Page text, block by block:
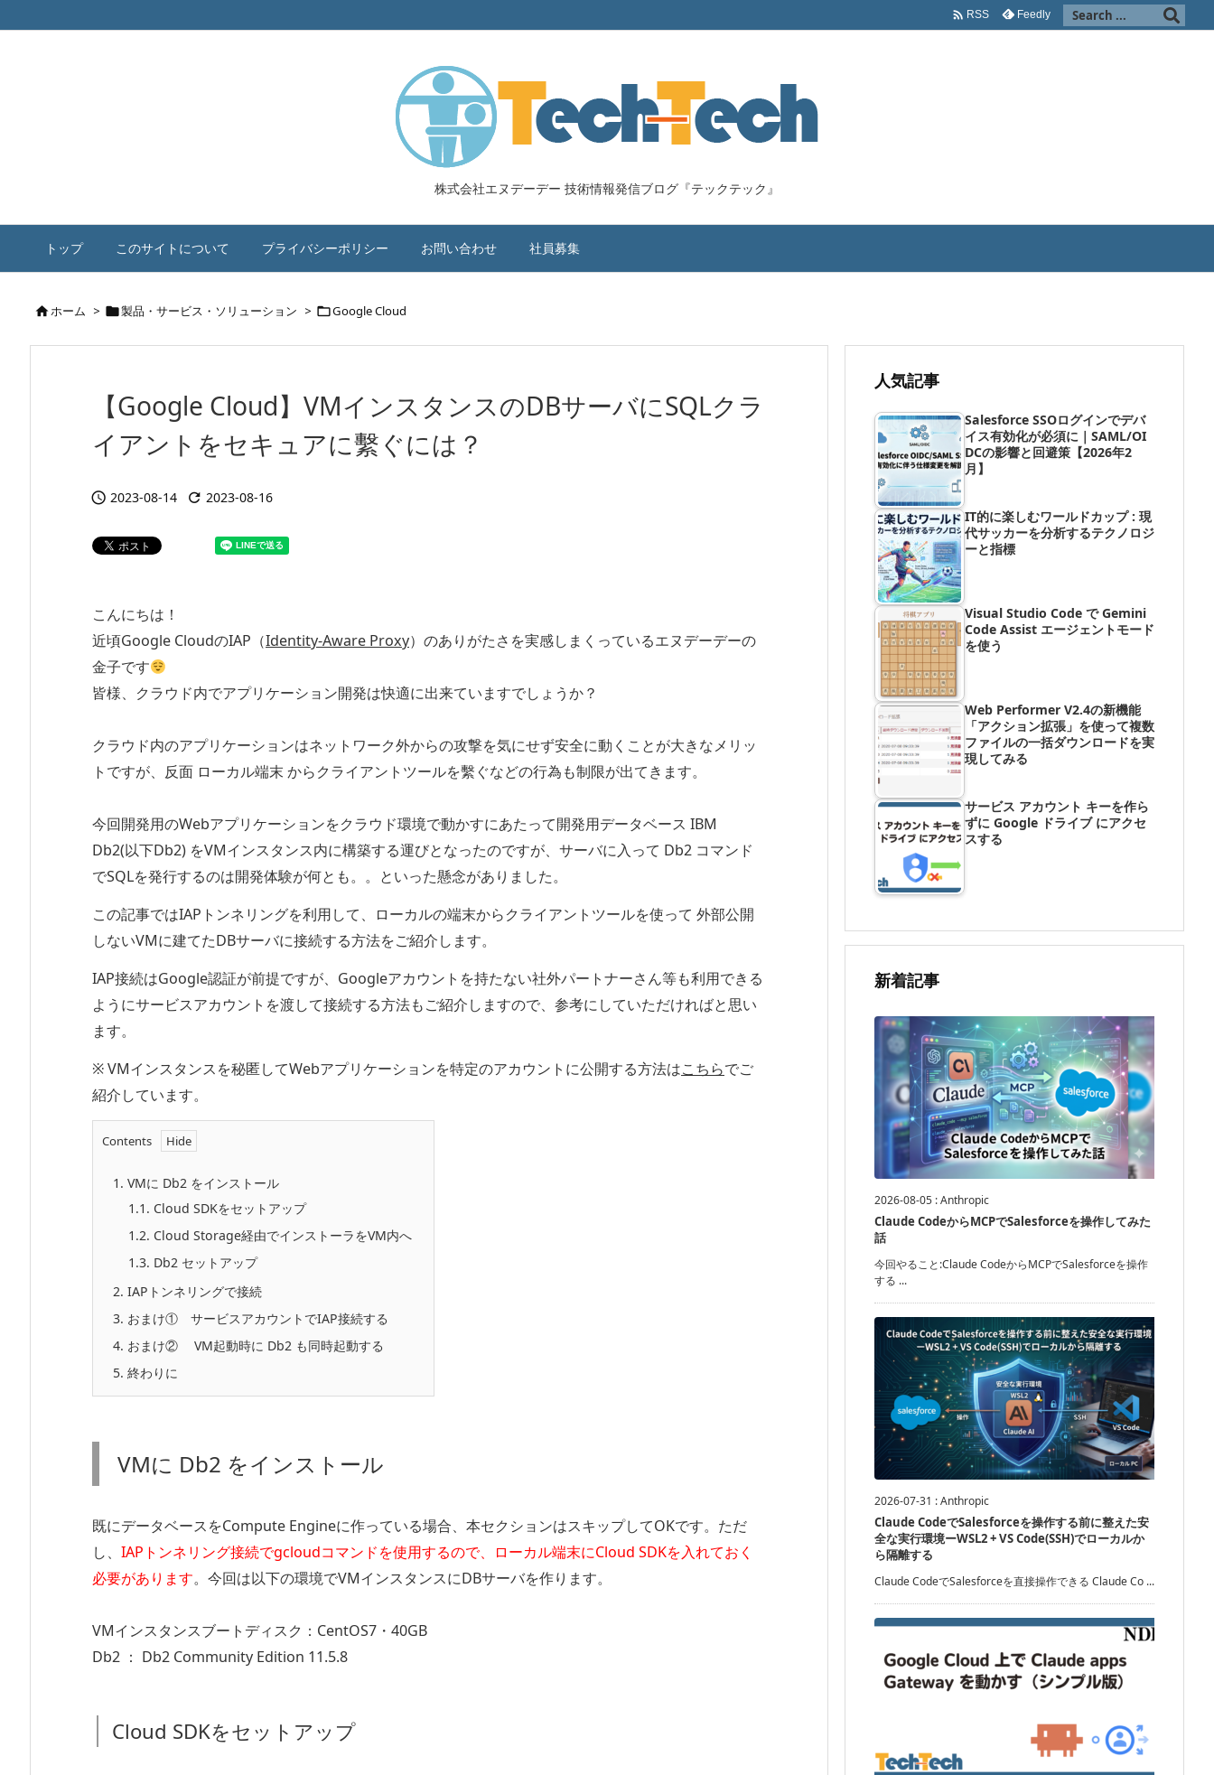
株式会社エヌデーデー 技術情報発信ブログ『テックテック』
トップ このサイトについて プライバシーポリシー お問い合わせ 社員募集
 RSS Feedly
ホーム > 製品・サービス・ソリューション > Google Cloud
【Google Cloud】VMインスタンスのDBサーバにSQLクラ
イアントをセキュアに繫ぐには？
 2023-08-14  2023-08-16
こんにちは！
近頃Google CloudのIAP（Identity-Aware Proxy）のありがたさを実感しまくっているエヌデーデーの
金子です
皆様、クラウド内でアプリケーション開発は快適に出来ていますでしょうか？
クラウド内のアプリケーションはネットワーク外からの攻撃を気にせず安全に動くことが大きなメリッ
トですが、反面 ローカル端末 からクライアントツールを繫ぐなどの行為も制限が出てきます。
今回開発用のWebアプリケーションをクラウド環境で動かすにあたって開発用データベース IBM
Db2(以下Db2) をVMインスタンス内に構築する運びとなったのですが、サーバに入って Db2 コマンド
でSQLを発行するのは開発体験が何とも。。といった懸念がありました。
この記事ではIAPトンネリングを利用して、
ローカルの端末からクライアントツールを使って 外部公開
しないVMに建てたDBサーバに接続する方法をご紹介します。
IAP接続はGoogle認証が前提ですが、Googleアカウントを持たない社外パートナーさん等も利用できる
ようにサービスアカウントを渡して接続する方法もご紹介しますので、参考にしていただければと思い
ます。
※ VMインスタンスを秘匿してWebアプリケーションを特定のアカウントに公開する方法はこちらでご
紹介しています。
Contents
1. VMに Db2 をインストール
1.1. Cloud SDKをセットアップ
1.2. Cloud Storage経由でインストーラをVM内へ
1.3. Db2 セットアップ
2. IAPトンネリングで接続
3. おまけ① サービスアカウントでIAP接続する
4. おまけ② VM起動時に Db2 も同時起動する
5. 終わりに
VMに Db2 をインストール
既にデータベースをCompute Engineに作っている場合、本セクションはスキップしてOKです。ただ
し、 IAPトンネリング接続でgcloudコマンドを使用するので、ローカル端末にCloud SDKを入れておく
必要があります。今回は以下の環境でVMインスタンスにDBサーバを作ります。
VMインスタンスブートディスク：CentOS7・40GB
Db2 ： Db2 Community Edition 11.5.8
Cloud SDKをセットアップ
人気記事
Salesforce SSOログインでデバ
イス有効化が必須に｜SAML/OI
DCの影響と回避策【2026年2
月】
IT的に楽しむワールドカップ : 現
代サッカーを分析するテクノロジ
ーと指標
Visual Studio Code で Gemini
Code Assist エージェントモード
を使う
Web Performer V2.4の新機能
「アクション拡張」を使って複数
ファイルの一括ダウンロードを実
現してみる
サービス アカウント キーを作ら
ずに Google ドライブ にアクセ
スする
新着記事
2026-08-05 :Anthropic
Claude CodeからMCPでSalesforceを操作してみた
話
今回やること:Claude CodeからMCPでSalesforceを操作
する ...
2026-07-31 :Anthropic
Claude CodeでSalesforceを操作する前に整えた安
全な実行環境ーWSL2 + VS Code(SSH)でローカルか
ら隔離する
Claude CodeでSalesforceを直接操作できる Claude Co ...